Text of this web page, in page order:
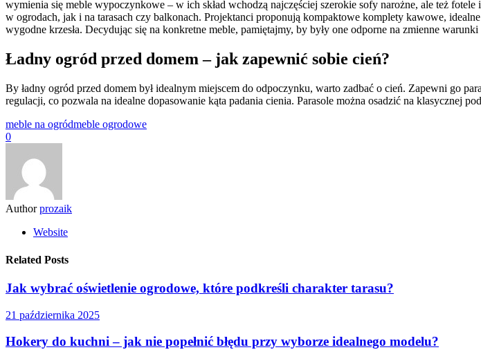
wymienia się meble wypoczynkowe – w ich skład wchodzą najczęściej szerokie sofy narożne, ale też
w ogrodach, jak i na tarasach czy balkonach. Projektanci proponują kompaktowe komplety kawowe,
wygodne krzesła. Decydując się na konkretne meble, pamiętajmy, by były one odporne na zmienne warunki
Ładny ogród przed domem – jak zapewnić sobie cień?
By ładny ogród przed domem był idealnym miejscem do odpoczynku, warto zadbać o cień. Zapewni go
regulacji, co pozwala na idealne dopasowanie kąta padania cienia. Parasole można osadzić na klasycznej
meble na ogródmeble ogrodowe
0
Author prozaik
Website
Related Posts
Jak wybrać oświetlenie ogrodowe, które podkreśli charakter tarasu?
21 października 2025
Hokery do kuchni – jak nie popełnić błędu przy wyborze idealnego modelu?